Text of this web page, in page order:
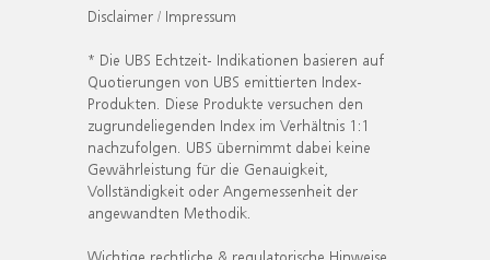
Disclaimer / Impressum
* Die UBS Echtzeit- Indikationen basieren auf
Quotierungen von UBS emittierten Index-
Produkten. Diese Produkte versuchen den
zugrundeliegenden Index im Verhältnis 1:1
nachzufolgen. UBS übernimmt dabei keine
Gewährleistung für die Genauigkeit,
Vollständigkeit oder Angemessenheit der
angewandten Methodik.